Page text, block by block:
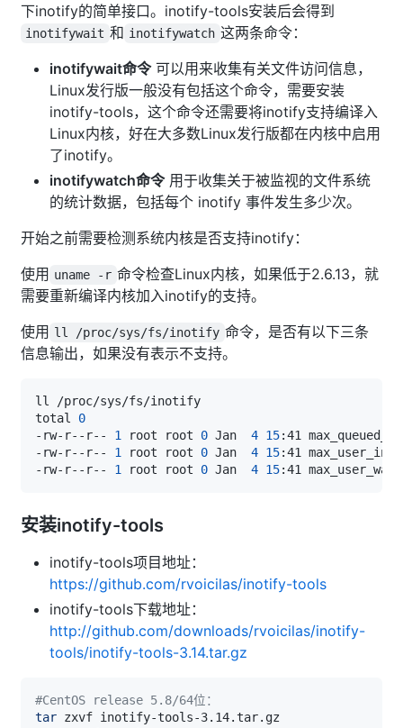
下inotify的简单接口。inotify-tools安装后会得到
inotifywait 和 inotifywatch 这两条命令：
inotifywait命令可以用来收集有关文件访问信息，
Linux发行版一般没有包括这个命令，需要安装
inotify-tools，这个命令还需要将inotify支持编译入
Linux内核，好在大多数Linux发行版都在内核中启用
了inotify。
inotifywatch命令用于收集关于被监视的文件系统
的统计数据，包括每个 inotify 事件发生多少次。
开始之前需要检测系统内核是否支持inotify：
使用 uname -r 命令检查Linux内核，如果低于2.6.13，就
需要重新编译内核加入inotify的支持。
使用 ll /proc/sys/fs/inotify 命令，是否有以下三条
信息输出，如果没有表示不支持。
total 0
-rw-r--r-- 1 root root 0 Jan 4 15
-rw-r--r-- 1 root root 0 Jan 4 15
-rw-r--r-- 1 root root 0 Jan 4 15
安装inotify-tools
inotify-tools项目地址：
https://github.com/rvoicilas/inotify-tools
inotify-tools下载地址：
http://github.com/downloads/rvoicilas/inotify-
tools/inotify-tools-3.14.tar.gz
#CentOS release 5.8/64位：
tar